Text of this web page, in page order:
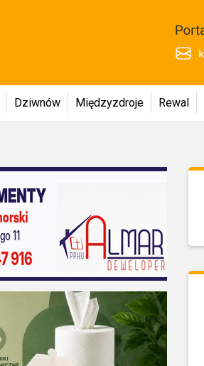
Dziwnów Międzyzdroje Rewal